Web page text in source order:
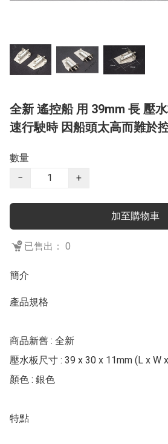
全新 遙控船 用 39mm 長 壓
速行駛時 因船頭太高而難於
數量
−
+
加至購物車
已售出： 0
簡介
產品規格
商品新舊 : 全新
壓水板尺寸 : 39 x 30 x 11mm (L x W
顏色 : 銀色
特點